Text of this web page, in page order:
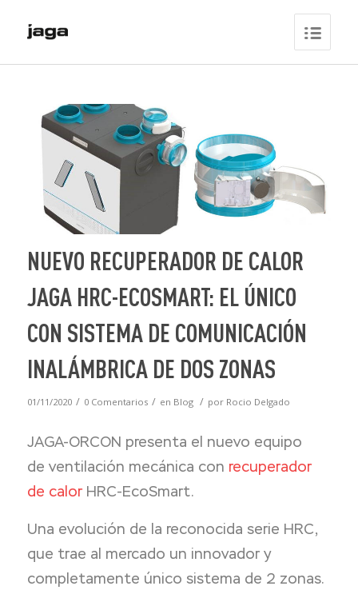
NUEVO RECUPERADOR DE CALOR
JAGA HRC-ECOSMART: EL ÚNICO
CON SISTEMA DE COMUNICACIÓN
INALÁMBRICA DE DOS ZONAS
01/11/2020 / 0 Comentarios / en Blog / por Rocio Delgado
JAGA-ORCON presenta el nuevo equipo
de ventilación mecánica con recuperador
de calorHRC-EcoSmart.
Una evolución de la reconocida serie HRC,
que trae al mercado un innovador y
completamente único sistema de 2 zonas.